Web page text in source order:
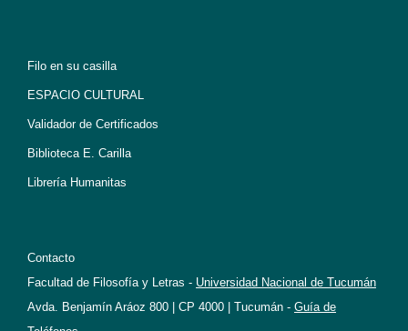
Filo en su casilla
ESPACIO CULTURAL
Validador de Certificados
Biblioteca E. Carilla
Librería Humanitas
Contacto
Facultad de Filosofía y Letras - Universidad Nacional de Tucumán
Avda. Benjamín Aráoz 800 | CP 4000 | Tucumán - Guía de